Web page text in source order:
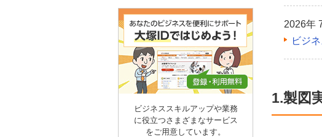
2026年
ビジ
1.製図
ビジネススキルアップや業務
に役立つさまざまなサービス
をご用意しています。